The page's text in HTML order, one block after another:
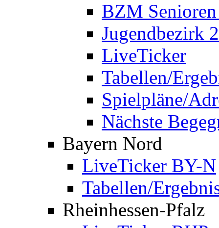
BZM
Jugendbezirk
LiveTicker
Tabellen/
Spielpläne/
Nächste
Bayern Nord
LiveTicker BY-N
Tabellen/
Rheinhessen-Pfalz